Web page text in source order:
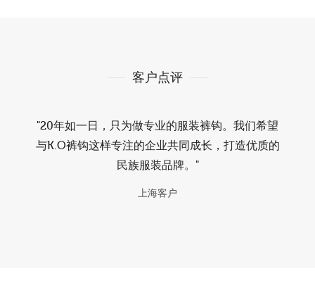
客户点评
"20年如一日，只为做专业的服装裤钩。我们希望
与K.O裤钩这样专注的企业共同成长，打造优质的
民族服装品牌。"
上海客户